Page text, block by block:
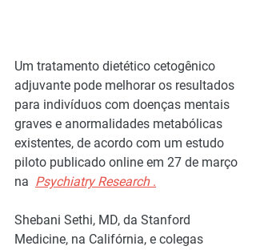
Um tratamento dietético cetogênico
adjuvante pode melhorar os resultados
para indivíduos com doenças mentais
graves e anormalidades metabólicas
existentes, de acordo com um estudo
piloto publicado online em 27 de março
na Psychiatry Research .
Shebani Sethi, MD, da Stanford
Medicine, na Califórnia, e colegas